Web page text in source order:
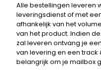
Alle bestellingen leveren
leveringsdienst of met
afhankelijk van het
van het product. Indien
zal leveren ontvang je
van levering en een track
belangrijk om je mailbox